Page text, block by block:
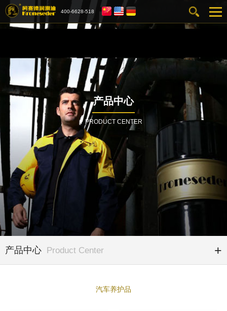
400-6628-518
产品中心
PRODUCT CENTER
产品中心 Product Center
汽车养护品